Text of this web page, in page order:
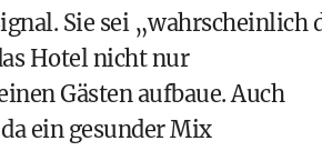
Sie sei „wahrscheinlich
Hotel nicht nur
Gästen aufbaue. Auch
ein gesunder Mix